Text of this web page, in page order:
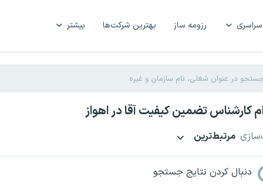
رزومه ساز بهترین شرکت‌ها بیشتر
کارشناس تضمین کیفیت آقا در اهواز
مرتبط‌ترین
دنبال کردن نتایج جستجو